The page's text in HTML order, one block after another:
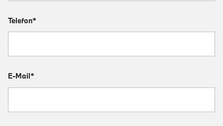
Telefon*
E-Mail*